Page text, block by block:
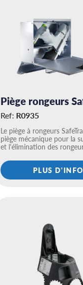
Piège rongeurs
Ref: R0935
Le piège à rongeurs
piège mécanique pour la
et l'élimination des
PLUS